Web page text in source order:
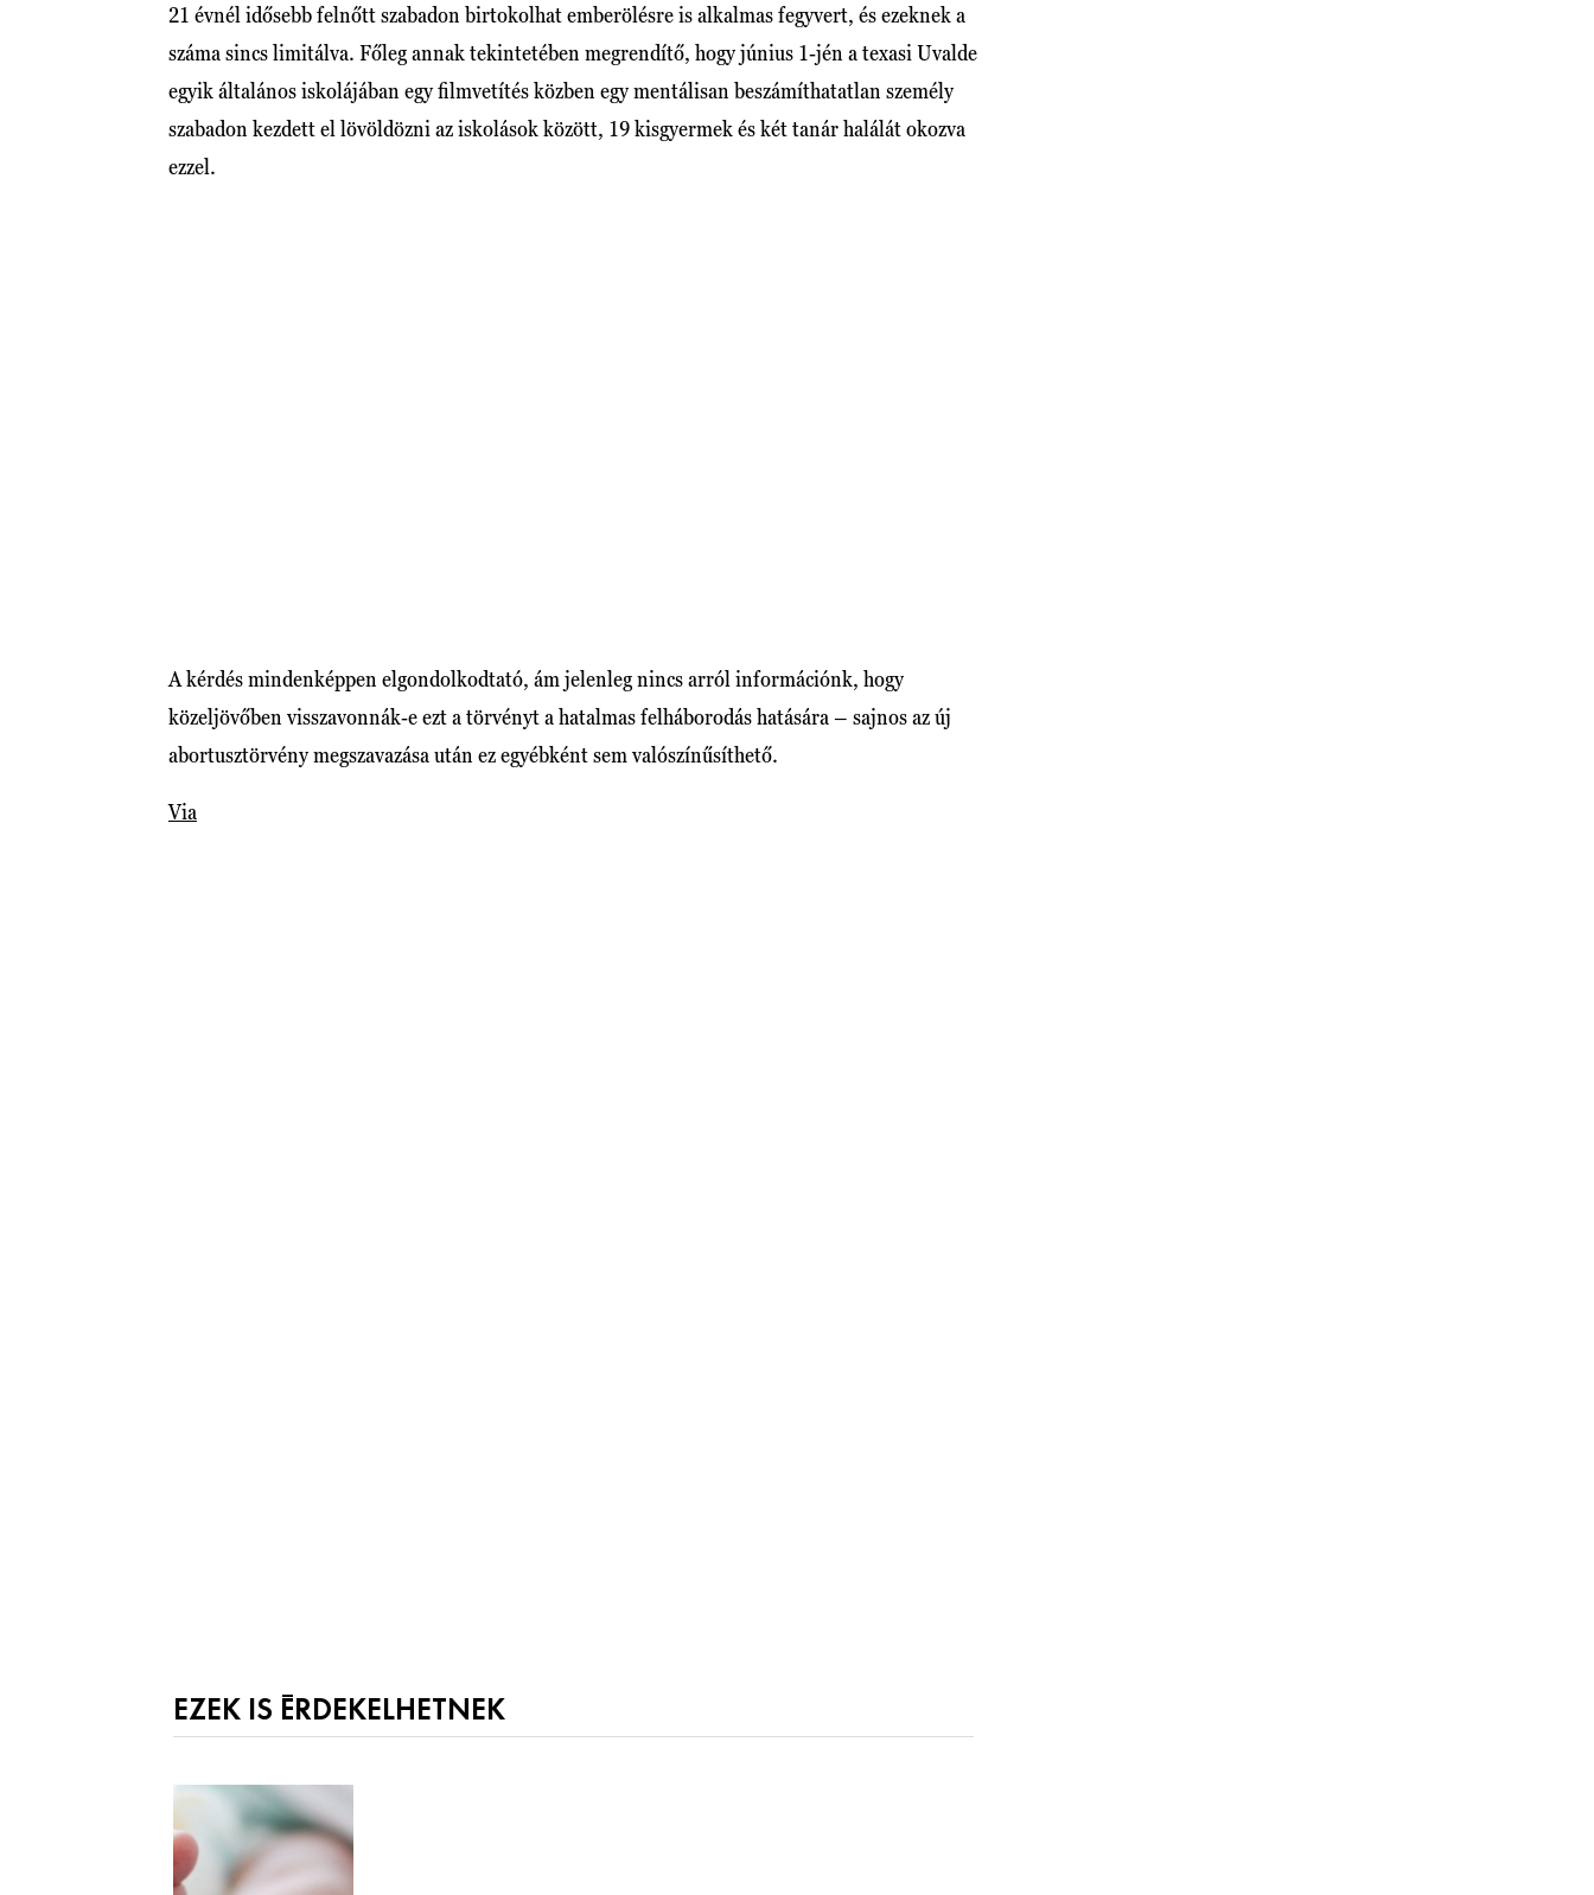
21 évnél idősebb felnőtt szabadon birtokolhat emberölésre is alkalmas fegyvert, és ezeknek a
száma sincs limitálva. Főleg annak tekintetében megrendítő, hogy június 1-jén a texasi Uvalde
egyik általános iskolájában egy filmvetítés közben egy mentálisan beszámíthatatlan személy
szabadon kezdett el lövöldözni az iskolások között, 19 kisgyermek és két tanár halálát okozva
ezzel.
A kérdés mindenképpen elgondolkodtató, ám jelenleg nincs arról információnk, hogy
közeljövőben visszavonnák-e ezt a törvényt a hatalmas felháborodás hatására – sajnos az új
abortusztörvény megszavazása után ez egyébként sem valószínűsíthető.
Via
EZEK IS ÉRDEKELHETNEK